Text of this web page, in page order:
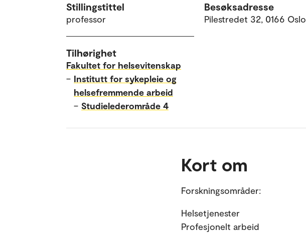
Stillingstittel
professor
Besøksadresse
Pilestredet 32, 0166 Oslo
Tilhørighet
Fakultet for helsevitenskap
– Institutt for sykepleie og
helsefremmende arbeid
– Studielederområde 4
Kort om
Forskningsområder:
Helsetjenester
Profesjonelt arbeid